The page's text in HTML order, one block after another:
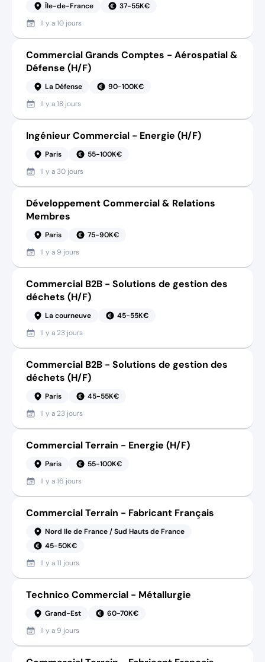
Île-de-France
37-55K€
Il y a10 jours
Commercial Grands Comptes - Aérospatial &
Défense (H/F)
La Défense
90-100K€
Il y a18 jours
Ingénieur Commercial - Energie (H/F)
Paris
55-100K€
Il y a 30 jours
Développement Commercial & Relations
Membres
Paris
75-90K€
Il y a 9 jours
Commercial B2B - Solutions de gestion des
déchets (H/F)
La courneuve
45-55K€
Il y a 23 jours
Commercial B2B - Solutions de gestion des
déchets (H/F)
Paris
45-55K€
Il y a 23 jours
Commercial Terrain - Energie (H/F)
Paris
55-100K€
Il y a16 jours
Commercial Terrain - Fabricant Français
Nord Ile de France / Sud Hauts de France
45-50K€
Il y a11 jours
Technico Commercial - Métallurgie
Grand-Est
60-70K€
Il y a 9 jours